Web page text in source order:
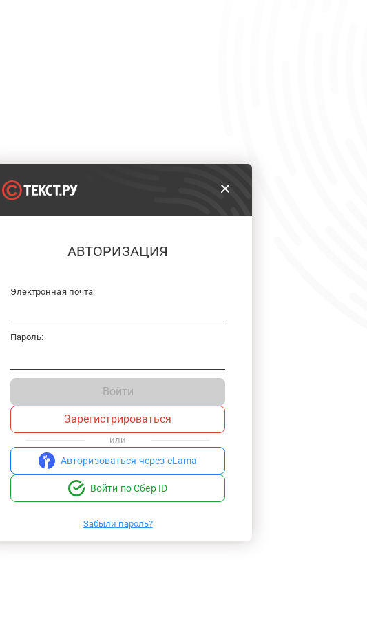
АВТОРИЗАЦИЯ
Электронная почта:
Пароль:
Войти
Зарегистрироваться
или
Авторизоваться через eLama
Войти по Сбер ID
Забыли пароль?